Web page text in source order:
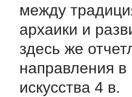
между
архаики и
здесь же
направления в
искусства 4 в.